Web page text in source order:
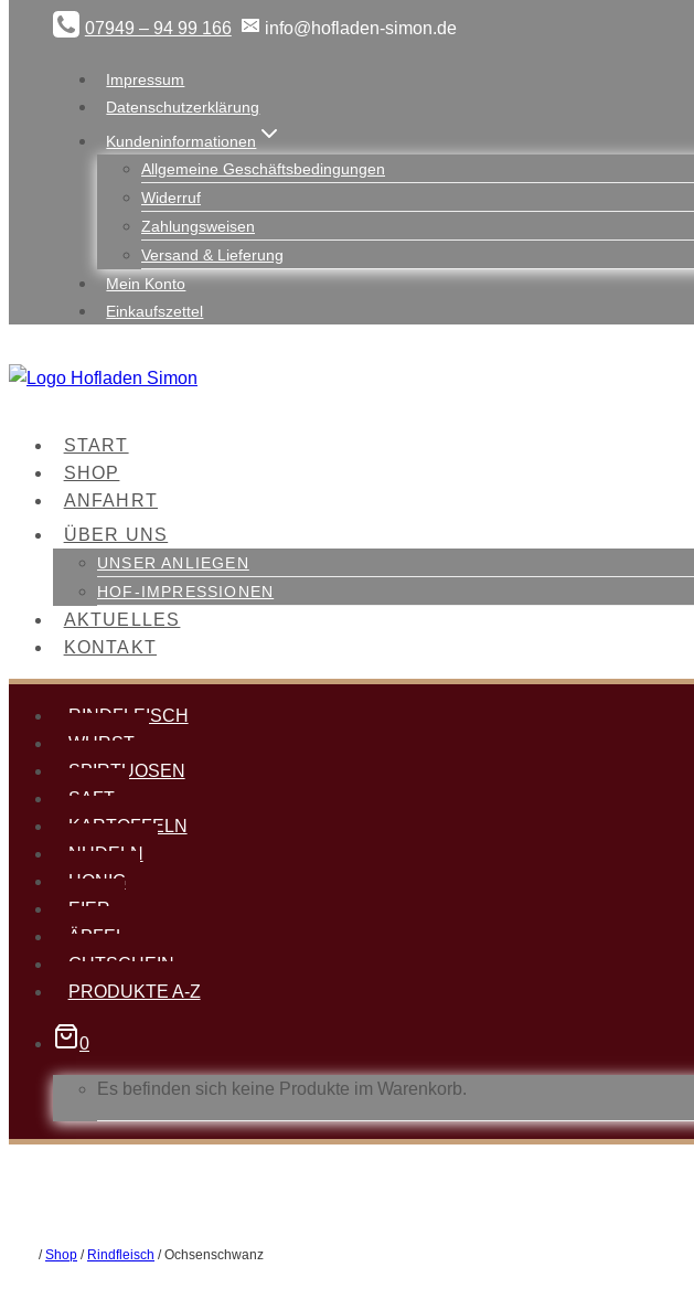
07949 – 94 99 166 info@hofladen-simon.de
Impressum
Datenschutzerklärung
Kundeninformationen
Allgemeine Geschäftsbedingungen
Widerruf
Zahlungsweisen
Versand & Lieferung
Mein Konto
Einkaufszettel
START
SHOP
ANFAHRT
ÜBER UNS
UNSER ANLIEGEN
HOF-IMPRESSIONEN
AKTUELLES
KONTAKT
RINDFLEISCH
WURST
SPIRTUOSEN
SAFT
KARTOFFELN
NUDELN
HONIG
EIER
ÄPFEL
GUTSCHEIN
PRODUKTE A-Z
0
Es befinden sich keine Produkte im Warenkorb.
/ Shop / Rindfleisch / Ochsenschwanz